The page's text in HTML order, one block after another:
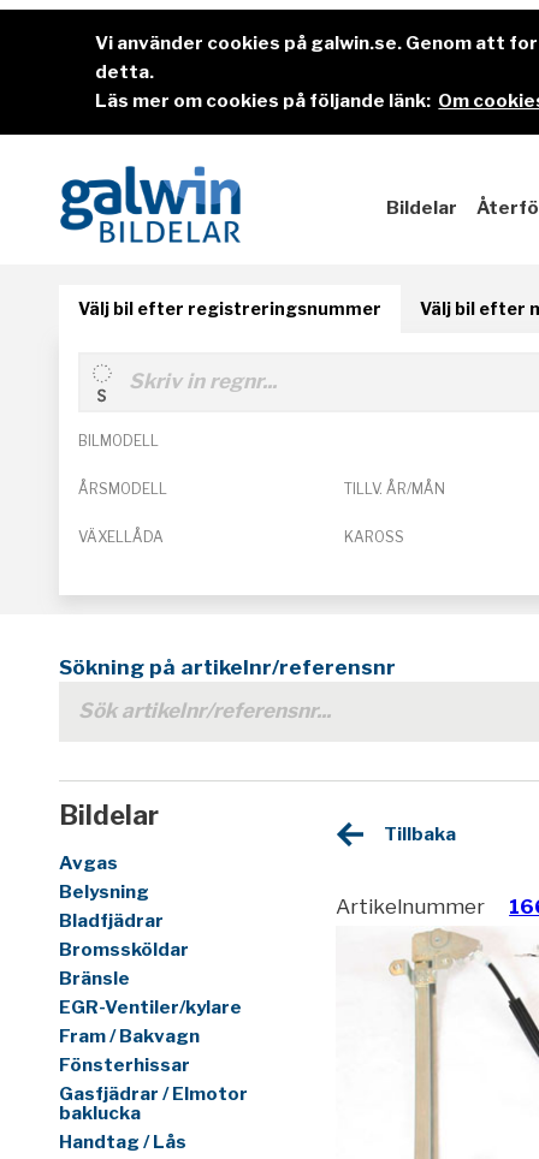
Vi använder cookies på galwin.se. Genom att
detta.
Läs mer om cookies på följande länk: Om
Bildelar
Välj bil efter registreringsnummer Välj bil efter
BILMODELL
ÅRSMODELL TILLV. ÅR/MÅN
VÄXELLÅDA KAROSS
Sökning på artikelnr/referensnr
Bildelar
Avgas
Belysning
Bladfjädrar
Bromssköldar
Bränsle
EGR-Ventiler/kylare
Fram / Bakvagn
Fönsterhissar
Gasfjädrar / Elmotor
baklucka
Handtag / Lås
Tillbaka
Artikelnummer